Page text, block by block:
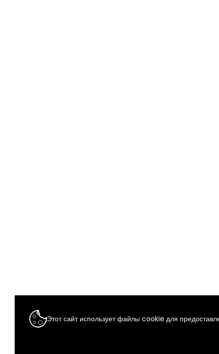
Этот сайт использует файлы cookie для